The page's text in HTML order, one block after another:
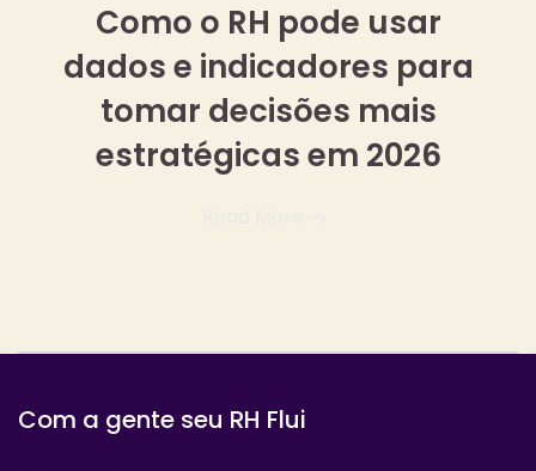
Como o RH pode usar
dados e indicadores para
tomar decisões mais
estratégicas em 2026
Com a gente seu RH Flui